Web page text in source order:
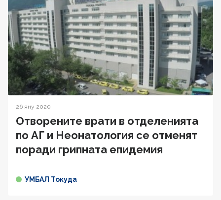
26 яну 2020
Отворените врати в отделенията
по АГ и Неонатология се отменят
поради грипната епидемия
УМБАЛ Токуда